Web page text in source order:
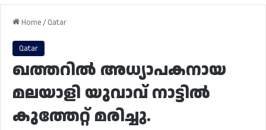
Home/ Qatar
Qatar
ഖത്തറിൽ അധ്യാപകനായ
മലയാളി യുവാവ് നാട്ടിൽ
കുത്തേറ്റ് മരിച്ചു.